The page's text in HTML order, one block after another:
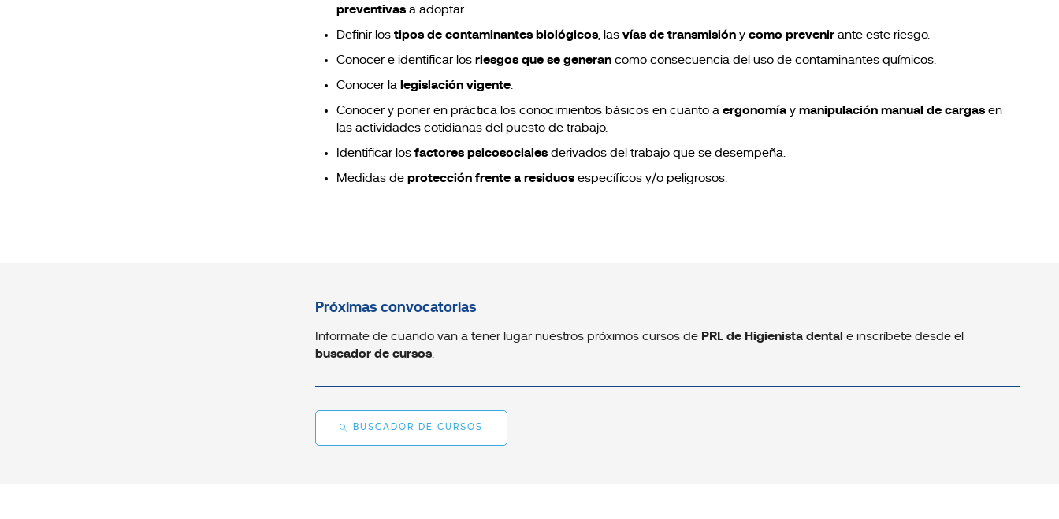
preventivas a adoptar.
Definir los tipos de contaminantes biológicos, las vías de transmisión y como prevenir ante este riesgo.
Conocer e identificar los riesgos que se generan como consecuencia del uso de contaminantes químicos.
Conocer la legislación vigente.
Conocer y poner en práctica los conocimientos básicos en cuanto a ergonomía y manipulación manual de cargas en
las actividades cotidianas del puesto de trabajo.
Identificar los factores psicosociales derivados del trabajo que se desempeña.
Medidas de protección frente a residuos específicos y/o peligrosos.
Próximas convocatorias
Informate de cuando van a tener lugar nuestros próximos cursos de PRL de Higienista dental e inscríbete desde el
buscador de cursos.
BUSCADOR DE CURSOS